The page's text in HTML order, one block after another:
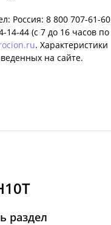
Россия: 8 800 707-61-60
14-44 (c 7 до 16 часов по
. Характеристики
на сайте.
раздел